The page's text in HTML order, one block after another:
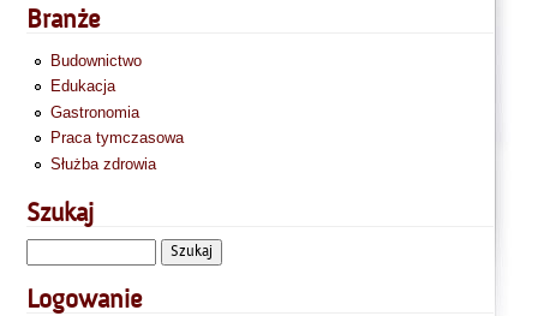
Branże
Budownictwo
Edukacja
Gastronomia
Praca tymczasowa
Służba zdrowia
Szukaj
Logowanie